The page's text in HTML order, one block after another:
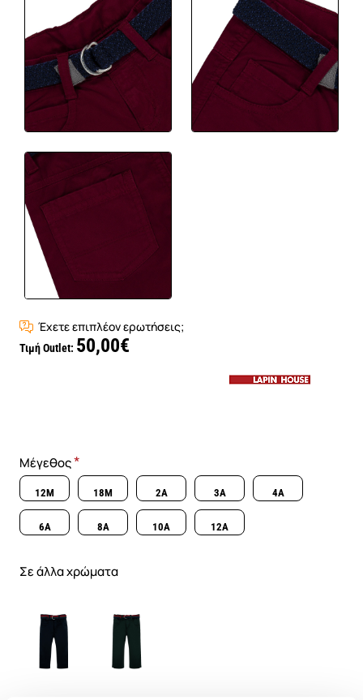
Έχετε επιπλέον ερωτήσεις;
Τιμή Outlet: 50,00€
Μέγεθος
12M 18M 2A 3A 4A
6A 8A 10A 12A
Σε άλλα χρώματα